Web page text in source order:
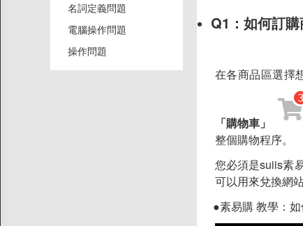
商店資訊
關於我們
名詞定義問題
電腦操作問題
操作問題
Q1： 如何訂
在各商品區選擇
「購物車」
整個購物程序。
您必須是suiis素
可以用來兌換網
●素易購 教學：